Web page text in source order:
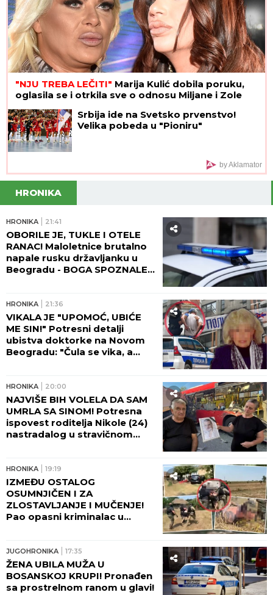
"NJU TREBA LEČITI" Marija Kulić dobila poruku,
oglasila se i otrkila sve o odnosu Miljane i Zole
Srbija ide na Svetsko prvenstvo!
Velika pobeda u "Pioniru"
by Aklamator
HRONIKA
HRONIKA 21:41
OBORILE JE, TUKLE I OTELE
RANAC! Maloletnice brutalno
napale rusku državljanku u
Beogradu - BOGA SPOZNALE
HRONIKA 21:36
VIKALA JE "UPOMOĆ, UBIĆE
ME SIN!" Potresni detalji
ubistva doktorke na Novom
Beogradu: "Čula se vika, a
HRONIKA 20:00
NAJVIŠE BIH VOLELA DA SAM
UMRLA SA SINOM! Potresna
ispovest roditelja Nikole (24)
nastradalog u stravičnom
HRONIKA 19:19
IZMEĐU OSTALOG
OSUMNJIČEN I ZA
ZLOSTAVLJANJE I MUČENJE!
Pao opasni kriminalac u
mogao da makne! (FOTO,
VIDEO)
JUGOHRONIKA 17:35
ŽENA UBILA MUŽA U
BOSANSKOJ KRUPI! Pronađen
sa prostrelnom ranom u glavi!